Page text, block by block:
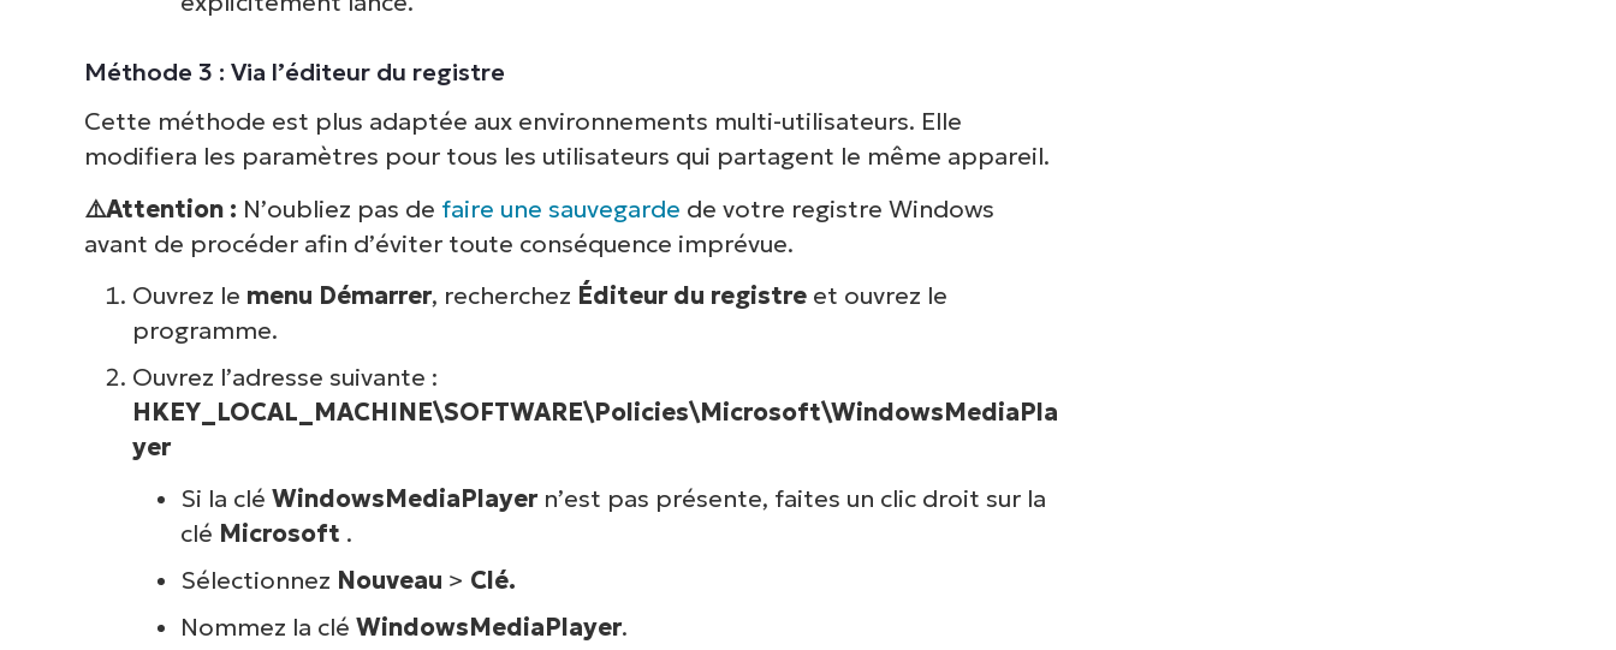
Méthode 3 : Via l’éditeur du registre
Cette méthode est plus adaptée aux environnements multi-utilisateurs. Elle
modifiera les paramètres pour tous les utilisateurs qui partagent le même appareil.
⚠️Attention : N’oubliez pas de faire une sauvegarde de votre registre Windows
avant de procéder afin d’éviter toute conséquence imprévue.
Ouvrez le menu Démarrer, recherchez Éditeur du registreet ouvrez le
programme.
Ouvrez l’adresse suivante :
HKEY_LOCAL_MACHINE\SOFTWARE\Policies\Microsoft\WindowsMediaPla
yer
Si la clé WindowsMediaPlayer n’est pas présente, faites un clic droit sur la
clé Microsoft .
Sélectionnez Nouveau > Clé.
Nommez la clé WindowsMediaPlayer.